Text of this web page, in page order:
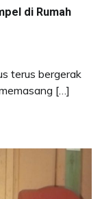
di Rumah
terus bergerak
[…]